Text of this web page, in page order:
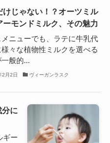
けじゃない！？オーツミル
ーモンドミルク、その魅力
メニューでも、ラテに牛乳代
々な植物性ミルクを選べる
般的...
2月2日 ヴィーガンラスク
に
ギー